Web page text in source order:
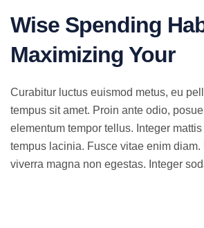
Wise Spending
Maximizing Your
Curabitur luctus euismod metus, eu
tempus sit amet. Proin ante odio,
elementum tempor tellus. Integer
tempus lacinia. Fusce vitae enim diam.
viverra magna non egestas. Integer